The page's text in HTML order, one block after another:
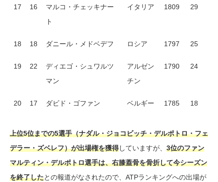
17 16
マルコ・チェッキナー
ト
イタリア 1809 29
18 18 ダニール・メドベデフ ロシア 1797 25
19 22
ディエゴ・シュワルツ
マン
アルゼン
チン
1790 24
20 17 ダビド・ゴファン ベルギー 1785 18
上位5位までの5選手（ナダル・ジョコビッチ・デルポトロ・フェ
デラー・ズベレフ）が出場権を獲得していますが、 3位のファン
マルティン・デルポトロ選手は、右膝蓋骨を骨折して今シーズン
を終了したとの報道がなされたので、ATPランキングへの出場が